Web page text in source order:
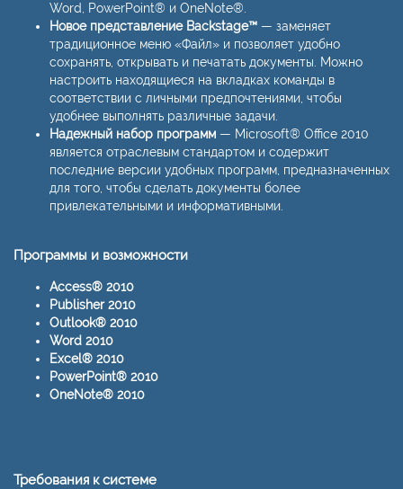
Word, PowerPoint® и OneNote®.
Новое представление Backstage™ — заменяет
традиционное меню «Файл» и позволяет удобно
сохранять, открывать и печатать документы. Можно
настроить находящиеся на вкладках команды в
соответствии с личными предпочтениями, чтобы
удобнее выполнять различные задачи.
Надежный набор программ — Microsoft® Office 2010
является отраслевым стандартом и содержит
последние версии удобных программ, предназначенных
для того, чтобы сделать документы более
привлекательными и информативными.
Программы и возможности
Access® 2010
Publisher 2010
Outlook® 2010
Word 2010
Excel® 2010
PowerPoint® 2010
OneNote® 2010
Требования к системе